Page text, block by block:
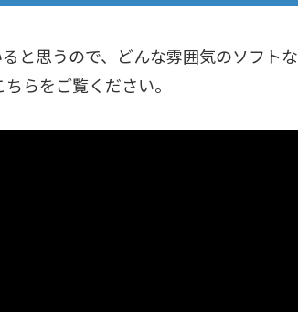
と思うので、どんな雰囲気のソフトな
らをご覧ください。